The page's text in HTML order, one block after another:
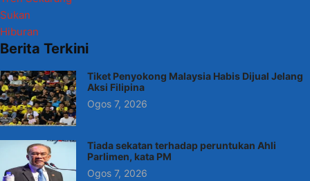
Sukan
Hiburan
Berita Terkini
Tiket Penyokong Malaysia Habis Dijual Jelang
Aksi Filipina
Ogos 7, 2026
Tiada sekatan terhadap peruntukan Ahli
Parlimen, kata PM
Ogos 7, 2026